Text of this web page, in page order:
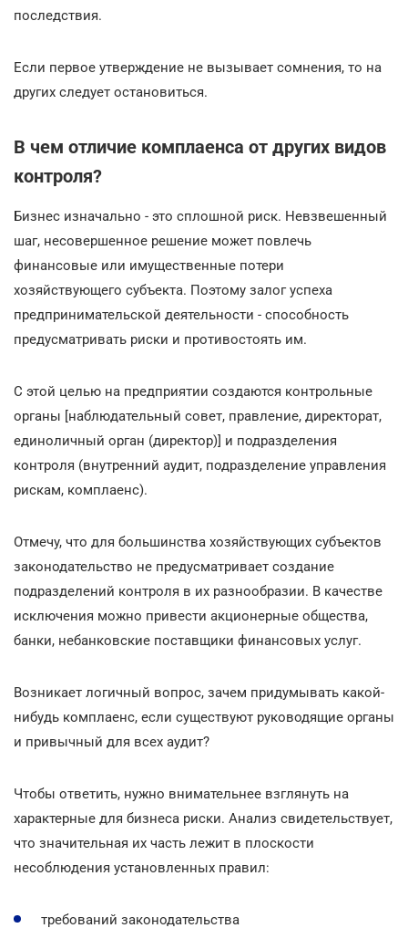
последствия.
Если первое утверждение не вызывает сомнения, то на
других следует остановиться.
В чем отличие комплаенса от других видов
контроля?
Бизнес изначально - это сплошной риск. Невзвешенный
шаг, несовершенное решение может повлечь
финансовые или имущественные потери
хозяйствующего субъекта. Поэтому залог успеха
предпринимательской деятельности - способность
предусматривать риски и противостоять им.
С этой целью на предприятии создаются контрольные
органы [наблюдательный совет, правление, директорат,
единоличный орган (директор)] и подразделения
контроля (внутренний аудит, подразделение управления
рискам, комплаенс).
Отмечу, что для большинства хозяйствующих субъектов
законодательство не предусматривает создание
подразделений контроля в их разнообразии. В качестве
исключения можно привести акционерные общества,
банки, небанковские поставщики финансовых услуг.
Возникает логичный вопрос, зачем придумывать какой-
нибудь комплаенс, если существуют руководящие органы
и привычный для всех аудит?
Чтобы ответить, нужно внимательнее взглянуть на
характерные для бизнеса риски. Анализ свидетельствует,
что значительная их часть лежит в плоскости
несоблюдения установленных правил:
требований законодательства